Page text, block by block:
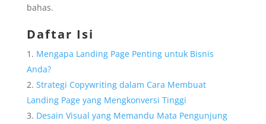
bahas.
Daftar Isi
Mengapa Landing Page Penting untuk Bisnis
Anda?
Strategi Copywriting dalam Cara Membuat
Landing Page yang Mengkonversi Tinggi
Desain Visual yang Memandu Mata Pengunjung